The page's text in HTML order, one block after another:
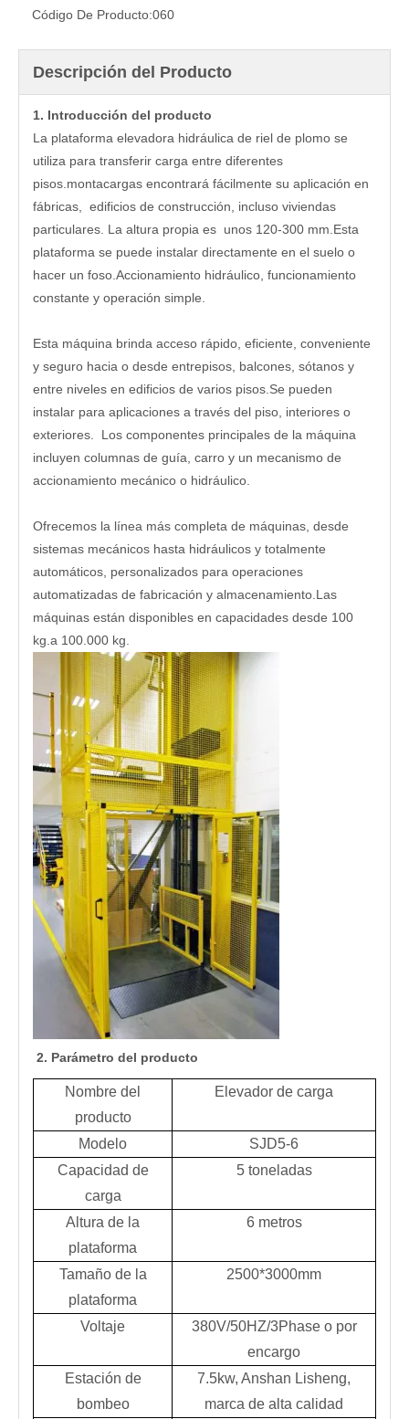
Código De Producto:060
Descripción del Producto
1. Introducción del producto
La plataforma elevadora hidráulica de riel de plomo se
utiliza para transferir carga entre diferentes
pisos.montacargas encontrará fácilmente su aplicación en
fábricas, edificios de construcción, incluso viviendas
particulares. La altura propia es unos 120-300 mm.Esta
plataforma se puede instalar directamente en el suelo o
hacer un foso.Accionamiento hidráulico, funcionamiento
constante y operación simple.
Esta máquina brinda acceso rápido, eficiente, conveniente
y seguro hacia o desde entrepisos, balcones, sótanos y
entre niveles en edificios de varios pisos.Se pueden
instalar para aplicaciones a través del piso, interiores o
exteriores. Los componentes principales de la máquina
incluyen columnas de guía, carro y un mecanismo de
accionamiento mecánico o hidráulico.
Ofrecemos la línea más completa de máquinas, desde
sistemas mecánicos hasta hidráulicos y totalmente
automáticos, personalizados para operaciones
automatizadas de fabricación y almacenamiento.Las
máquinas están disponibles en capacidades desde 100
kg.a 100.000 kg.
2. Parámetro del producto
Nombre del
producto
Elevador de carga
Modelo
SJD5-6
Capacidad de
carga
5 toneladas
Altura de la
plataforma
6 metros
Tamaño de la
plataforma
2500*3000mm
Voltaje
380V/50HZ/3Phase o por
encargo
Estación de
bombeo
7.5kw, Anshan Lisheng,
marca de alta calidad